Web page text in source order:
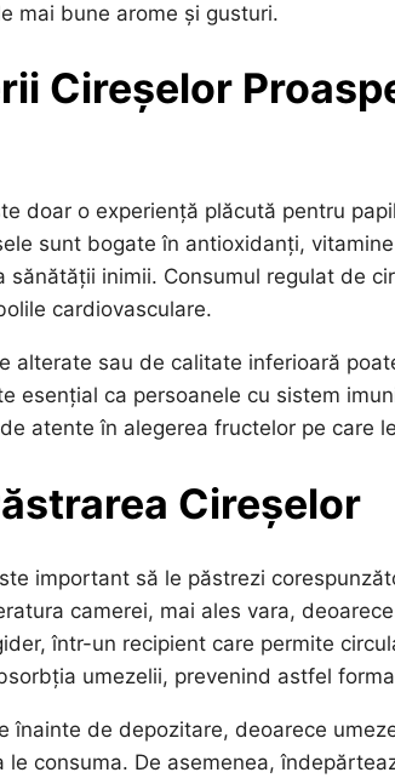
mai bune arome și gusturi.
Cireșelor
doar o experiență plăcută pentru
sunt bogate în antioxidanți,
inimii. Consumul regulat de
cardiovasculare.
alterate sau de calitate inferioară
esențial ca persoanele cu sistem
atente în alegerea fructelor pe care
Cireșelor
important să le păstrezi
camerei, mai ales vara,
într-un recipient care permite
umezelii, prevenind astfel
înainte de depozitare, deoarece
consuma. De asemenea,